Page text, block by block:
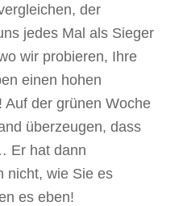
der
jedes Mal als Sieger
wir probieren, Ihre
einen hohen
der grünen Woche
überzeugen, dass
Er hat dann
nicht, wie Sie es
es eben!